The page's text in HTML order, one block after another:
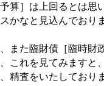
算］は上回るとは思
かなと見込んでおり
また臨財債［臨時財
これを見てみますと
精査をいたしており